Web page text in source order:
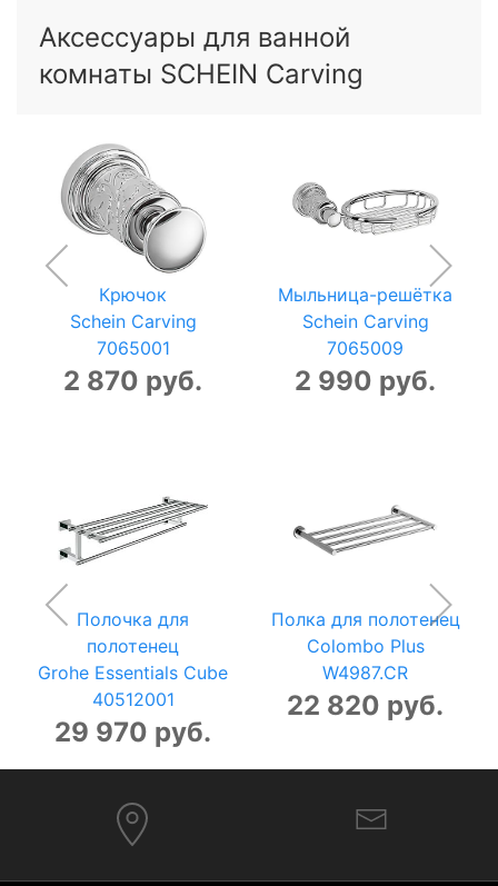
Аксессуары для ванной
комнаты SCHEIN Carving
Крючок
Schein Carving
7065001
2 870 руб.
Мыльница-решётка
Schein Carving
7065009
2 990 руб.
Полочка для
полотенец
Grohe Essentials Cube
40512001
29 970 руб.
Полка для полотенец
Colombo Plus
W4987.CR
22 820 руб.